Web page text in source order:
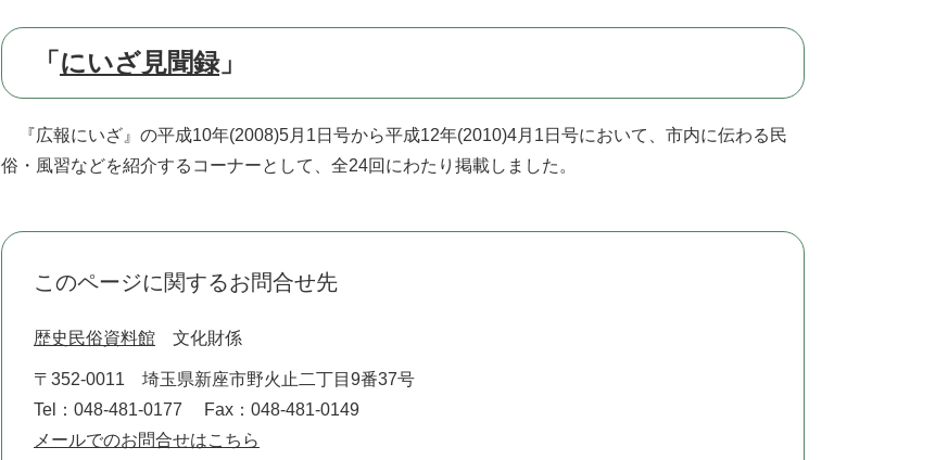
「にいざ見聞録」
『広報にいざ』の平成10年(2008)5月1日号から平成12年(2010)4月1日号において、市内に伝わる民
俗・風習などを紹介するコーナーとして、全24回にわたり掲載しました。
このページに関するお問合せ先
歴史民俗資料館 文化財係
〒352-0011
埼玉県新座市野火止二丁目9番37号
Tel：048-481-0177
Fax：048-481-0149
メールでのお問合せはこちら